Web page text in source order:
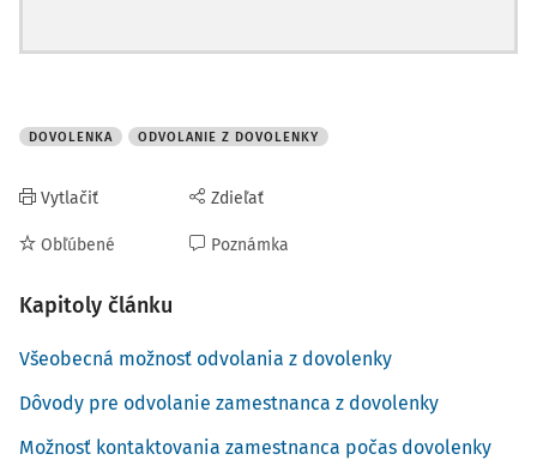
DOVOLENKA ODVOLANIE Z DOVOLENKY
Vytlačiť
Obľúbené
Zdieľať
Poznámka
Kapitoly článku
Všeobecná možnosť odvolania z dovolenky
Dôvody pre odvolanie zamestnanca z dovolenky
Možnosť kontaktovania zamestnanca počas dovolenky